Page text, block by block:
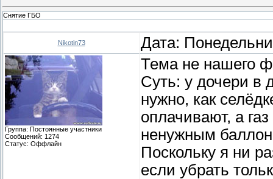
Снятие ГБО
Nikotin73 Дата:
Группа: Постоянные участники
Сообщений: 1274
Статус: Оффлайн
Тема не нашего
Суть: у дочери в
нужно, как
оплачивают, а
ненужным
Поскольку я ни
если убрать